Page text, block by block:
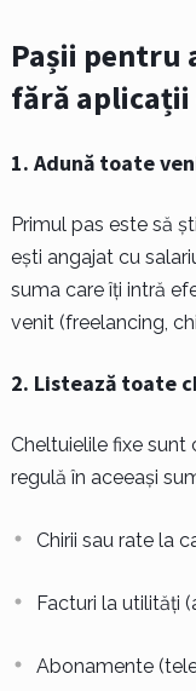
Pașii pentru
fără
1. Adună toate
Primul pas este să
ești angajat cu
suma care îți intră
venit (freelancing,
2. Listează toate
Cheltuielile fixe sunt
regulă în aceeași
Chirii sau rate la
Facturi la utilități
Abonamente